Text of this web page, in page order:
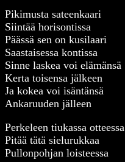
Pikimusta sateenkaari
Siintää horisontissa
Päässä sen on kusilaari
Saastaisessa kontissa
Sinne laskea voi elämänsä
Kerta toisensa jälkeen
Ja kokea voi isäntänsä
Ankaruuden jälleen
Perkeleen tiukassa otteessa
Pitää tätä sielurukkaa
Pullonpohjan loisteessa